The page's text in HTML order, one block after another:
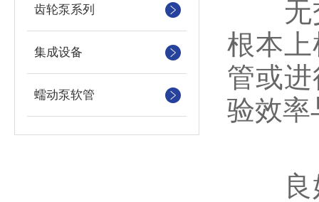
齿轮泵系列
集成设备
蠕动泵软管
无交
根本
管或
验效率
良好